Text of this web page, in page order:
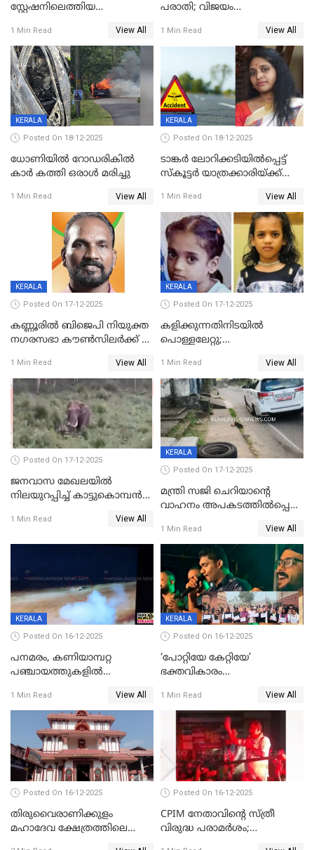
സ്റ്റേഷനിലെത്തിയ
കരണത്തടിച്ചു; CC ടിവി
ദൃശ്യങ്ങൾ പുറത്ത്
1 Min Read View All
പരാതി; വിജയം
വാർഡിലെ എൽഡിഎഫ്
സ്ഥാനാർത്ഥി
1 Min Read View All
KERALA
Posted On 18-12-2025
ധോണിയിൽ റോഡരികിൽ
കാർ കത്തി ഒരാൾ മരിച്ചു
1 Min Read View All
KERALA
Posted On 18-12-2025
ടാങ്കർ ലോറിക്കടിയിൽപ്പെട്ട്
സ്കൂട്ടർ യാത്രക്കാരിയ്ക്ക്
കണ്ടോത്ത് ദേശീയ പാതയിൽ
1 Min Read View All
KERALA
Posted On 17-12-2025
കണ്ണൂരിൽ ബിജെപി നിയുക്ത
നഗരസഭാ കൗൺസിലർക്ക് 36
1 Min Read View All
KERALA
Posted On 17-12-2025
കളിക്കുന്നതിനിടയിൽ
പൊള്ളലേറ്റു;
ക്ലാസ് വിദ്യാർത്ഥിനി മരിച്ചു
1 Min Read View All
Posted On 17-12-2025
ജനവാസ മേഖലയില്‍
നിലയുറപ്പിച്ച് കാട്ടുകൊമ്പന്‍
1 Min Read View All
KERALA
Posted On 17-12-2025
മന്ത്രി സജി ചെറിയാന്റെ
വാഹനം അപകടത്തിൽപ്പെട്ടു;
രക്ഷപ്പെട്ടത് തലനാരിടയ്ക്ക്
1 Min Read View All
KERALA
Posted On 16-12-2025
പനമരം, കണിയാമ്പറ്റ
പഞ്ചായത്തുകളിൽ
സ്ഥാപനങ്ങൾക്ക് അവധി
1 Min Read View All
KERALA
Posted On 16-12-2025
‘പോറ്റിയേ കേറ്റിയേ’
ഭക്തവികാരം
ഡിജിപിക്ക് പരാതി; ശക്തമായ
നടപടി വേണമെന്നു
സിപിഐഎമ്മും
1 Min Read View All
Posted On 16-12-2025
തിരുവൈരാണിക്കുളം
മഹാദേവ ക്ഷേത്രത്തിലെ
Posted On 16-12-2025
CPIM നേതാവിൻ്റെ സ്ത്രീ
വിരുദ്ധ പരാമർശം;